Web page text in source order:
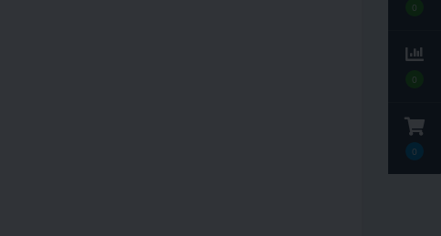
0
0
0